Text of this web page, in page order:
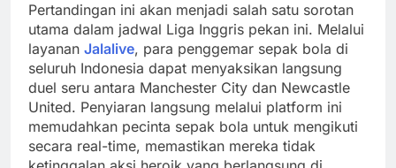
Pertandingan ini akan menjadi salah satu sorotan
utama dalam jadwal Liga Inggris pekan ini. Melalui
layanan Jalalive, para penggemar sepak bola di
seluruh Indonesia dapat menyaksikan langsung
duel seru antara Manchester City dan Newcastle
United. Penyiaran langsung melalui platform ini
memudahkan pecinta sepak bola untuk mengikuti
secara real-time, memastikan mereka tidak